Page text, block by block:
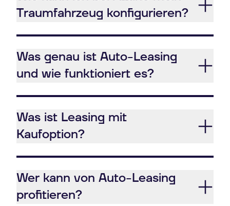
Traumfahrzeug konfigurieren?
Was genau ist Auto-Leasing
und wie funktioniert es?
Was ist Leasing mit
Kaufoption?
Wer kann von Auto-Leasing
profitieren?